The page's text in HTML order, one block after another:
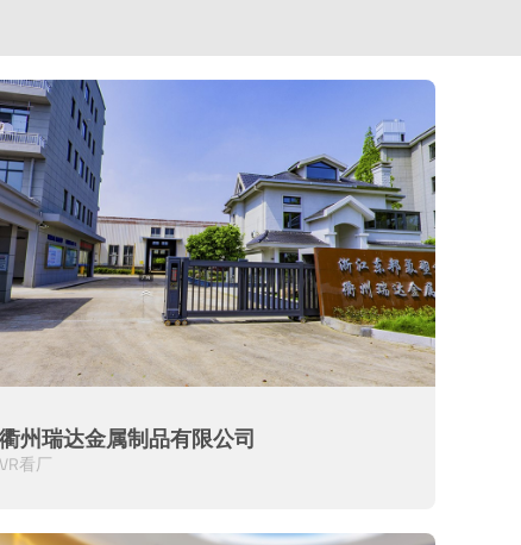
衢州瑞达金属制品有限公司
VR看厂